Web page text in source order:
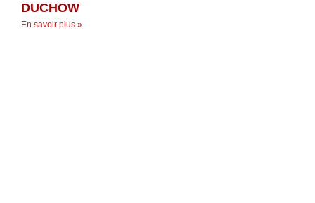
DUCHOW
En savoir plus »